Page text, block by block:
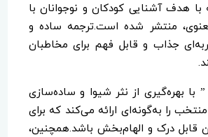
هدف آشنایی کودکان و نوجوانان با
منتشر شده است.ترجمه ساده و
جذاب و قابل فهم برای مخاطبان
” با بهره‌گیری از نثر شیوا و ساده‌سازی
را به‌گونه‌ای ارائه می‌کند که برای
قابل درک و الهام‌بخش باشد.همچنین،